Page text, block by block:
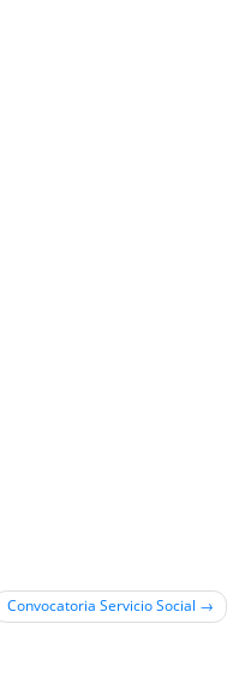
Convocatoria Servicio Social